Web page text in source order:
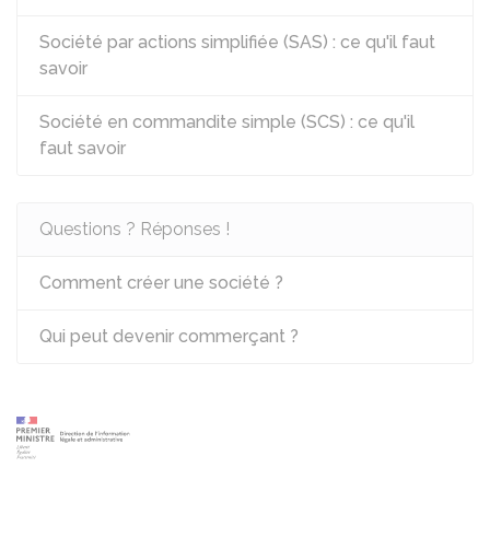
Société par actions simplifiée (SAS) : ce qu'il faut
savoir
Société en commandite simple (SCS) : ce qu'il
faut savoir
Questions ? Réponses !
Comment créer une société ?
Qui peut devenir commerçant ?